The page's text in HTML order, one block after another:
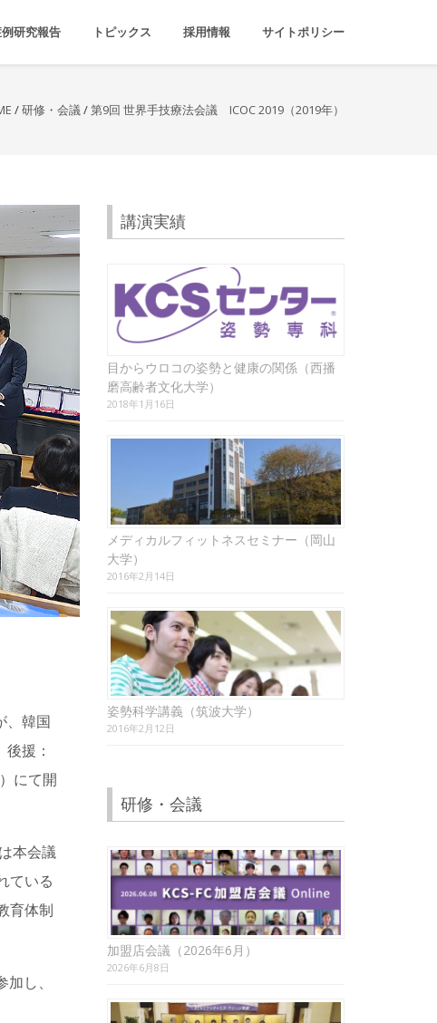
研究報告 トピックス 採用情報 サイトポリシー
/研修・会議/第9回 世界手技療法会議 ICOC 2019（2019年）
、韓国
援：
にて開
本会議
ている
育体制
し、
講演実績
目からウロコの姿勢と健康の関係（西播
磨高齢者文化大学）
2018年1月16日
メディカルフィットネスセミナー（岡山
大学）
2016年2月14日
姿勢科学講義（筑波大学）
2016年2月12日
研修・会議
加盟店会議（2026年6月）
2026年6月8日